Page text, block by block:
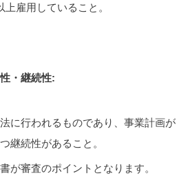
上雇用していること。
・継続性:
に行われるものであり、事業計画が
継続性があること。
が審査のポイントとなります。